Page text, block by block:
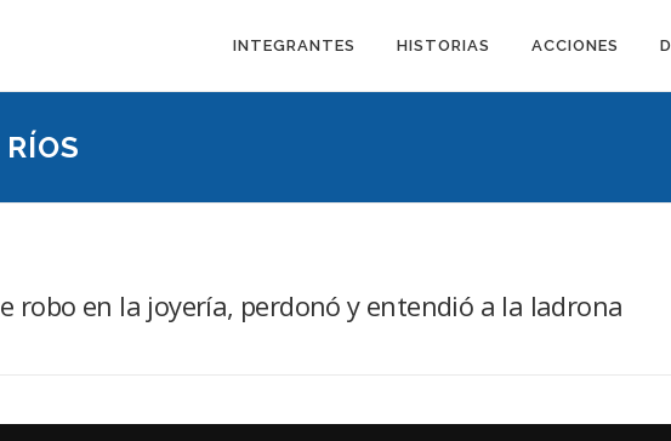
INTEGRANTES HISTORIAS ACCIONES
robo en la joyería, perdonó y entendió a la ladrona